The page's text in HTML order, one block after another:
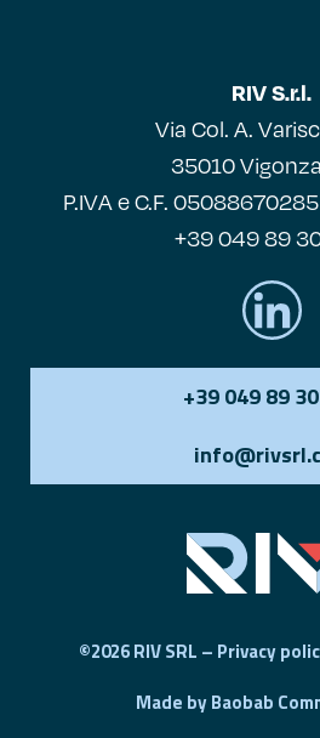
RIV S.r.l.
Via Col. A.
35010
P.IVA e C.F.
+39 049 89
+39 049 89
©2026 RIV SRL – Privacy
Made byBaobab